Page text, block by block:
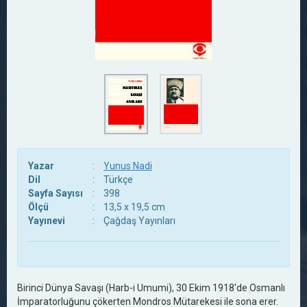
Yazar :
Yunus Nadi
Dil
:
Türkçe
Sayfa Sayısı
:
398
Ölçü
:
13,5 x 19,5 cm
Yayınevi
: Çağdaş Yayınları
Birinci Dünya Savaşı (Harb-i Umumi), 30 Ekim 1918'de Osmanlı
İmparatorluğunu çökerten Mondros Mütarekesi ile sona erer.